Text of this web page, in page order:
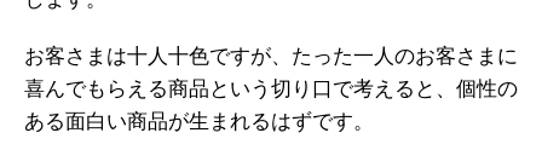
お客さまは十人十色ですが、たった一人のお客さまに
喜んでもらえる商品という切り口で考えると、個性の
ある面白い商品が生まれるはずです。